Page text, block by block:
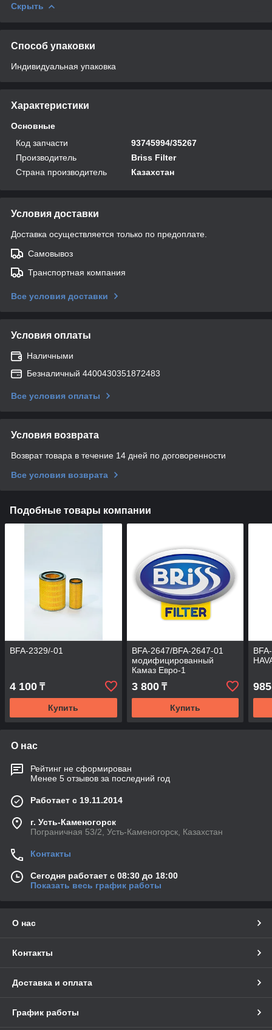
Скрыть
Способ упаковки
Индивидуальная упаковка
Характеристики
Основные
Код запчасти
93745994/35267
Производитель
Briss Filter
Страна производитель
Казахстан
Условия доставки
Доставка осуществляется только по предоплате.
Самовывоз
Транспортная компания
Все условия доставки
Условия оплаты
Наличными
Безналичный 4400430351872483
Все условия оплаты
Условия возврата
Возврат товара в течение 14 дней по договоренности
Все условия возврата
Подобные товары компании
BFA-2329/-01
4 100 ₸
Купить
BFA-2647/BFA-2647-01
модифицированный
Камаз Евро-1
3 800₸
Купить
985
О нас
Рейтинг не сформирован
Менее 5 отзывов за последний год
Работает с 19.11.2014
г. Усть-Каменогорск
Пограничная 53/2, Усть-Каменогорск, Казахстан
Контакты
Сегодня работает с 08:30 до 18:00
Показать весь график работы
О нас
Контакты
Доставка и оплата
График работы